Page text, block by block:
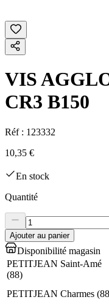
VIS
CR3 B150
Réf : 123332
10,35 €
En stock
Quantité
Ajouter au panier
Disponibilité magasin
PETITJEAN Saint-Amé
(88)
PETITJEAN Charmes (88